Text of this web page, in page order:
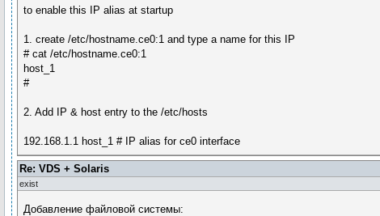
to enable this IP alias at startup
1. create /etc/hostname.ce0:1 and type a name for this IP
# cat /etc/hostname.ce0:1
host_1
#
2. Add IP & host entry to the /etc/hosts
192.168.1.1 host_1 # IP alias for ce0 interface
Re: VDS + Solaris
exist
Добавление файловой системы: